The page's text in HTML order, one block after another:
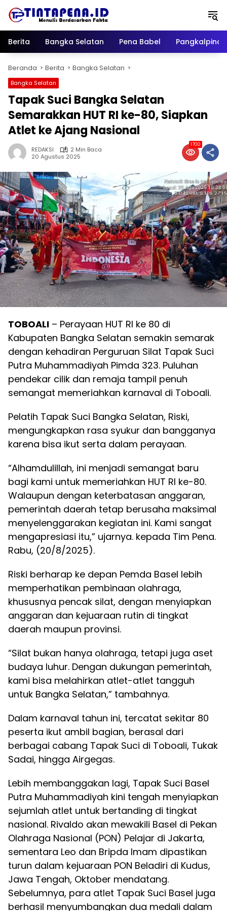
Berita
Bangka Selatan Pena Babel
Beranda Berita Bangka Selatan
Bangka Selatan
Tapak Suci Bangka Selatan
Semarakkan HUT RI ke-80, Siapkan
Atlet ke Ajang Nasional
REDAKSI
2 Min Baca
20 Agustus 2025
1700
TOBOALI – Perayaan HUT RI ke 80 di
Kabupaten Bangka Selatan semakin semarak
dengan kehadiran Perguruan Silat Tapak Suci
Putra Muhammadiyah Pimda 323. Puluhan
pendekar cilik dan remaja tampil penuh
semangat memeriahkan karnaval di Toboali.
Pelatih Tapak Suci Bangka Selatan, Riski,
mengungkapkan rasa syukur dan bangganya
karena bisa ikut serta dalam perayaan.
“Alhamdulillah, ini menjadi semangat baru
bagi kami untuk memeriahkan HUT RI ke-80.
Walaupun dengan keterbatasan anggaran,
pemerintah daerah tetap berusaha maksimal
menyelenggarakan kegiatan ini. Kami sangat
mengapresiasi itu,” ujarnya. kepada Tim Pena.
Rabu, (20/8/2025).
Riski berharap ke depan Pemda Basel lebih
memperhatikan pembinaan olahraga,
khususnya pencak silat, dengan menyiapkan
anggaran dan kejuaraan rutin di tingkat
daerah maupun provinsi.
“Silat bukan hanya olahraga, tetapi juga aset
budaya luhur. Dengan dukungan pemerintah,
kami bisa melahirkan atlet-atlet tangguh
untuk Bangka Selatan,” tambahnya.
Dalam karnaval tahun ini, tercatat sekitar 80
peserta ikut ambil bagian, berasal dari
berbagai cabang Tapak Suci di Toboali, Tukak
Sadai, hingga Airgegas.
Lebih membanggakan lagi, Tapak Suci Basel
Putra Muhammadiyah kini tengah menyiapkan
sejumlah atlet untuk bertanding di tingkat
nasional. Rivaldo akan mewakili Basel di Pekan
Olahraga Nasional (PON) Pelajar di Jakarta,
sementara Leo dan Bripda Imam dipastikan
turun dalam kejuaraan PON Beladiri di Kudus,
Jawa Tengah, Oktober mendatang.
Sebelumnya, para atlet Tapak Suci Basel juga
berhasil menyumbangkan dua medali dalam